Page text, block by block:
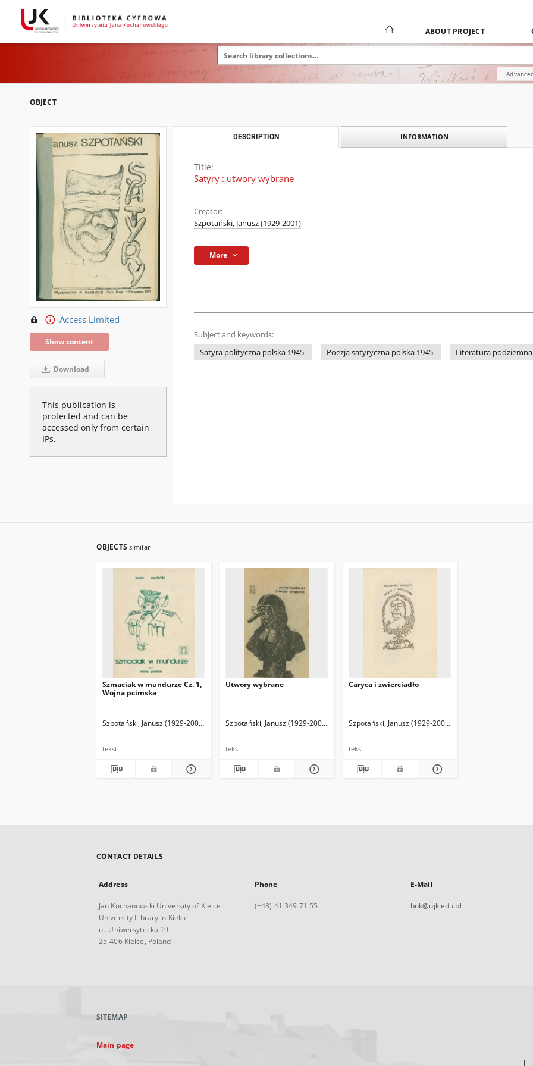
ABOUT PROJECT
OBJECT
Access Limited
Show content
Download
This publication is
protected and can be
accessed only from certain
IPs.
DESCRIPTION INFORMATION
Title:
Satyry : utwory wybrane
Creator:
Szpotański, Janusz (1929-2001)
More
Subject and keywords:
Satyra polityczna polska 1945-
Poezja satyryczna polska 1945- Literatura podziemna
OBJECTS similar
Szmaciak w mundurze Cz. 1,
Wojna pcimska
Szpotański, Janusz (1929-2001)
tekst
Utwory wybrane
Szpotański, Janusz (1929-2001)
tekst
Caryca i zwierciadło
Szpotański, Janusz (1929-2001)
tekst
CONTACT DETAILS
Address
Jan Kochanowski University of Kielce
University Library in Kielce
ul. Uniwersytecka 19
25-406 Kielce, Poland
Phone
(+48) 41 349 71 55
E-Mail
buk@ujk.edu.pl
SITEMAP
Main page